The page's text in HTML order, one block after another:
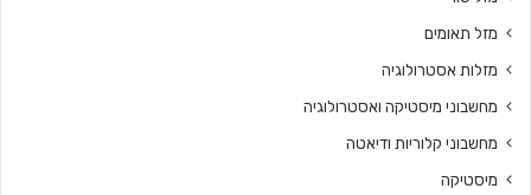
מזל תאומים
מזלות אסטרולוגיה
מחשבוני מיסטיקה ואסטרולוגיה
מחשבוני קלוריות ודיאטה
מיסטיקה